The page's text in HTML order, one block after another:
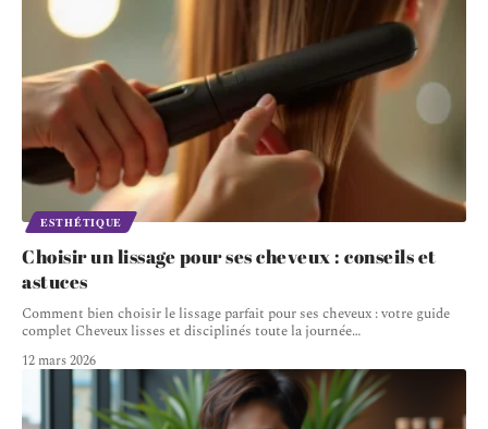
ESTHÉTIQUE
Choisir un lissage pour ses cheveux : conseils et
astuces
Comment bien choisir le lissage parfait pour ses cheveux : votre guide
complet Cheveux lisses et disciplinés toute la journée…
12 mars 2026